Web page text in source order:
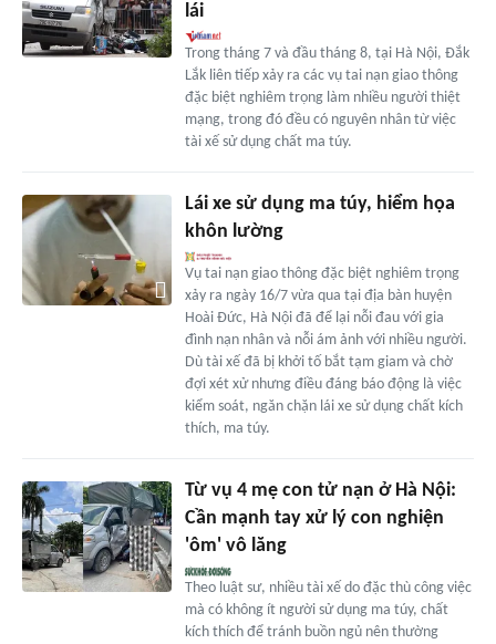
lái
Trong tháng 7 và đầu tháng 8, tại Hà Nội, Đắk
Lắk liên tiếp xảy ra các vụ tai nạn giao thông
đặc biệt nghiêm trọng làm nhiều người thiệt
mạng, trong đó đều có nguyên nhân từ việc
tài xế sử dụng chất ma túy.
Lái xe sử dụng ma túy, hiểm họa
khôn lường
Vụ tai nạn giao thông đặc biệt nghiêm trọng
xảy ra ngày 16/7 vừa qua tại địa bàn huyện
Hoài Đức, Hà Nội đã để lại nỗi đau với gia
đình nạn nhân và nỗi ám ảnh với nhiều người.
Dù tài xế đã bị khởi tố bắt tạm giam và chờ
đợi xét xử nhưng điều đáng báo động là việc
kiểm soát, ngăn chặn lái xe sử dụng chất kích
thích, ma túy.
Từ vụ 4 mẹ con tử nạn ở Hà Nội:
Cần mạnh tay xử lý con nghiện
'ôm' vô lăng
Theo luật sư, nhiều tài xế do đặc thù công việc
mà có không ít người sử dụng ma túy, chất
kích thích để tránh buồn ngủ nên thường